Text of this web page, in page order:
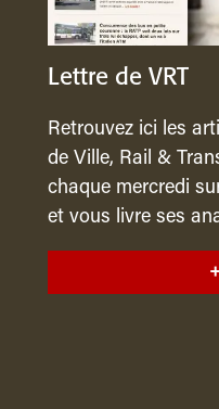
Lettre de VRT
Retrouvez ici les
de Ville, Rail &
chaque mercredi
et vous livre ses